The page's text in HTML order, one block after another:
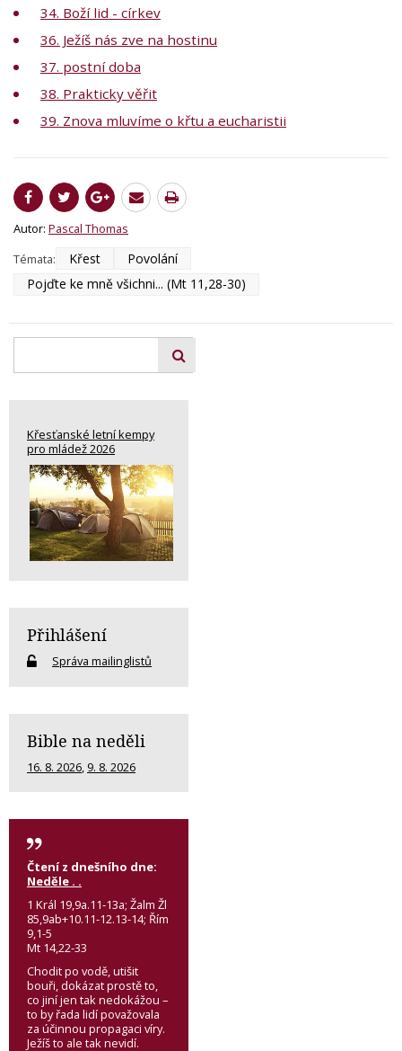
34. Boží lid - církev
36. Ježíš nás zve na hostinu
37. postní doba
38. Prakticky věřit
39. Znova mluvíme o křtu a eucharistii
Autor: Pascal Thomas
Témata:
Křest
Povolání
Pojďte ke mně všichni... (Mt 11,28-30)
Křesťanské letní kempy
pro mládež 2026
Přihlášení
Správa mailinglistů
Bible na neděli
16. 8. 2026, 9. 8. 2026
Čtení z dnešního dne:
Neděle . .
1 Král 19,9a.11-13a; Žalm Žl
85,9ab+10.11-12.13-14; Řím
9,1-5
Mt 14,22-33
Chodit po vodě, utišit
bouři, dokázat prostě to,
co jiní jen tak nedokážou –
to by řada lidí považovala
za účinnou propagaci víry.
Ježíš to ale tak nevidí.